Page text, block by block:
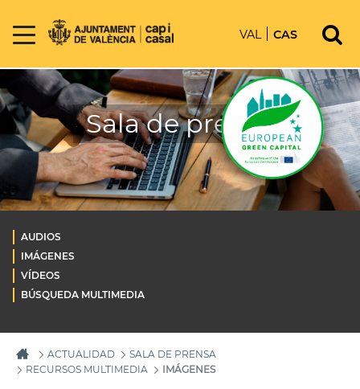
VAL CAS
Sala de prensa
AUDIOS
IMÁGENES
VÍDEOS
BÚSQUEDA MULTIMEDIA
ACTUALIDAD
SALA DE PRENSA
RECURSOS MULTIMEDIA
IMÁGENES